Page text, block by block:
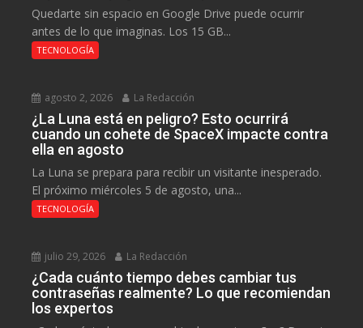
Quedarte sin espacio en Google Drive puede ocurrir
antes de lo que imaginas. Los 15 GB...
TECNOLOGÍA
agosto 2, 2026 La Redacción
¿La Luna está en peligro? Esto ocurrirá
cuando un cohete de SpaceX impacte contra
ella en agosto
La Luna se prepara para recibir un visitante inesperado.
El próximo miércoles 5 de agosto, una...
TECNOLOGÍA
julio 29, 2026 La Redacción
¿Cada cuánto tiempo debes cambiar tus
contraseñas realmente? Lo que recomiendan
los expertos